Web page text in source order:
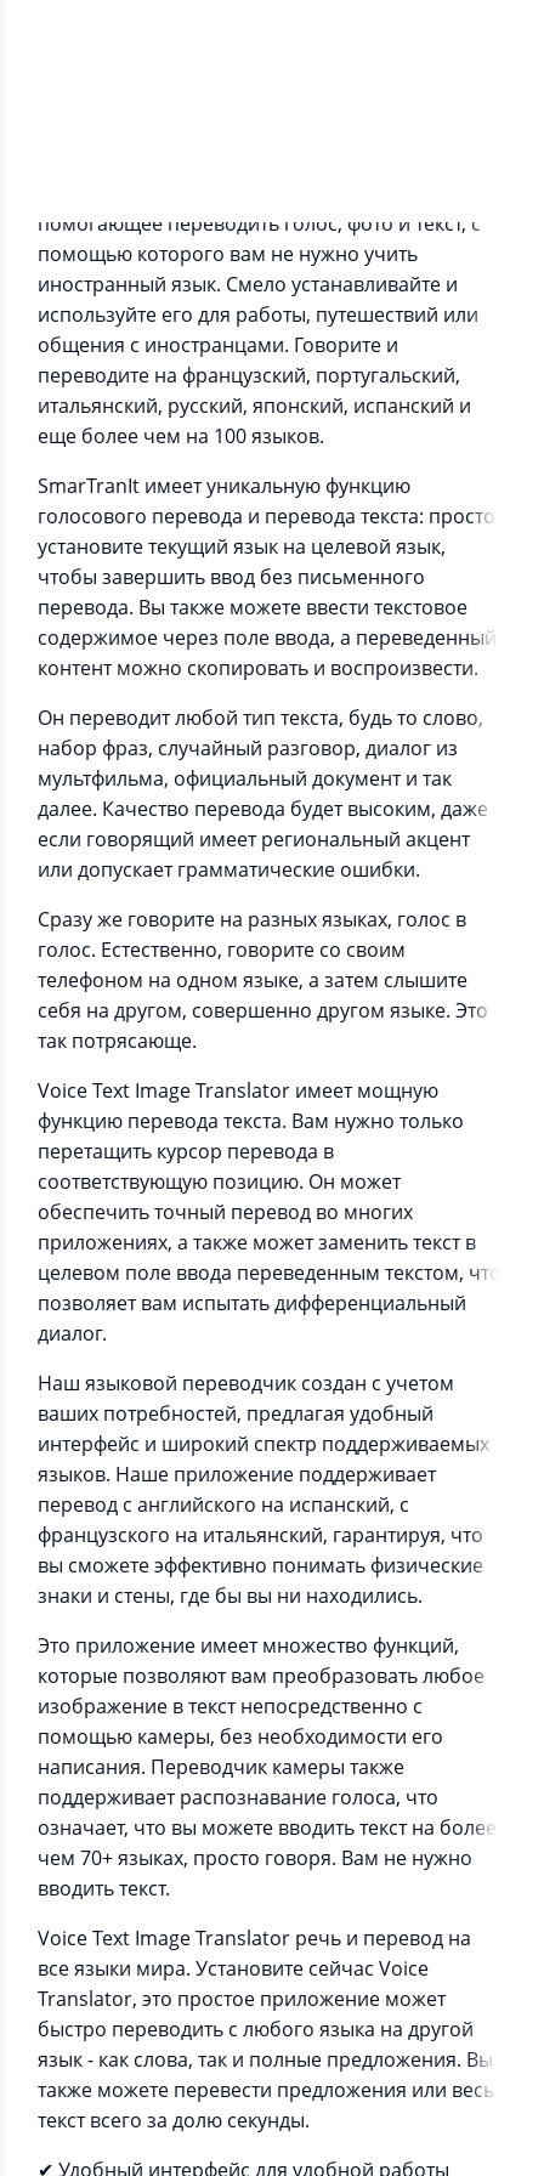
помогающее переводить голос, фото и текст, с
помощью которого вам не нужно учить
иностранный язык. Смело устанавливайте и
используйте его для работы, путешествий или
общения с иностранцами. Говорите и
переводите на французский, португальский,
итальянский, русский, японский, испанский и
еще более чем на 100 языков.
SmarTranIt имеет уникальную функцию
голосового перевода и перевода текста: просто
установите текущий язык на целевой язык,
чтобы завершить ввод без письменного
перевода. Вы также можете ввести текстовое
содержимое через поле ввода, а переведенный
контент можно скопировать и воспроизвести.
Он переводит любой тип текста, будь то слово,
набор фраз, случайный разговор, диалог из
мультфильма, официальный документ и так
далее. Качество перевода будет высоким, даже
если говорящий имеет региональный акцент
или допускает грамматические ошибки.
Сразу же говорите на разных языках, голос в
голос. Естественно, говорите со своим
телефоном на одном языке, а затем слышите
себя на другом, совершенно другом языке. Это
так потрясающе.
Voice Text Image Translator имеет мощную
функцию перевода текста. Вам нужно только
перетащить курсор перевода в
соответствующую позицию. Он может
обеспечить точный перевод во многих
приложениях, а также может заменить текст в
целевом поле ввода переведенным текстом, что
позволяет вам испытать дифференциальный
диалог.
Наш языковой переводчик создан с учетом
ваших потребностей, предлагая удобный
интерфейс и широкий спектр поддерживаемых
языков. Наше приложение поддерживает
перевод с английского на испанский, с
французского на итальянский, гарантируя, что
вы сможете эффективно понимать физические
знаки и стены, где бы вы ни находились.
Это приложение имеет множество функций,
которые позволяют вам преобразовать любое
изображение в текст непосредственно с
помощью камеры, без необходимости его
написания. Переводчик камеры также
поддерживает распознавание голоса, что
означает, что вы можете вводить текст на более
чем 70+ языках, просто говоря. Вам не нужно
вводить текст.
Voice Text Image Translator речь и перевод на
все языки мира. Установите сейчас Voice
Translator, это простое приложение может
быстро переводить с любого языка на другой
язык - как слова, так и полные предложения. Вы
также можете перевести предложения или весь
текст всего за долю секунды.
✔ Удобный интерфейс для удобной работы